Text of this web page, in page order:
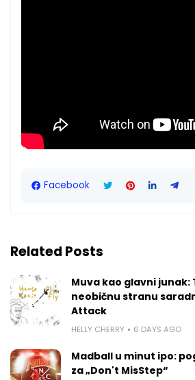
Facebook
Related Posts
Muva kao glavni
neobičnu stranu
Attack
HELLY CHERRY 6 DAYS AGO
Madball u minut ipo:
za „Don't MisStep“